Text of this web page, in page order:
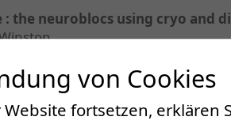
: the neuroblocs using cryo and
von Cookies
fortsetzen, erklären